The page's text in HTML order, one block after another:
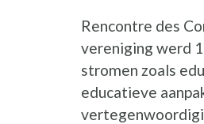
Rencontre des
vereniging werd
stromen zoals
educatieve